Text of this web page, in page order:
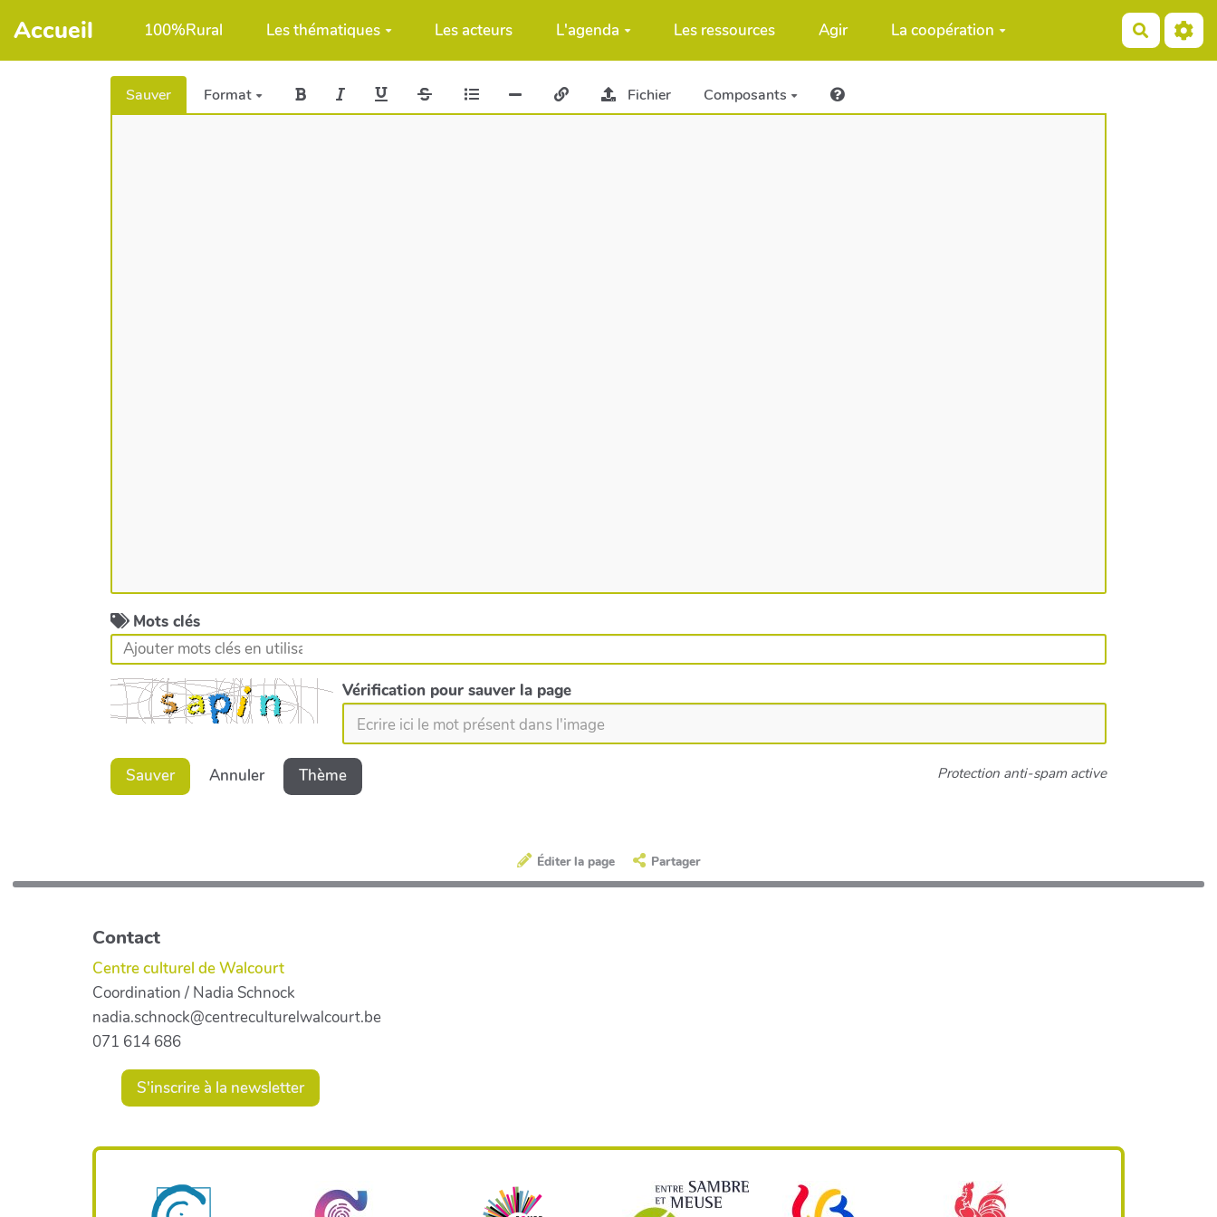
Aller au contenu principal
Accueil 100%Rural Les thématiques Les acteurs L'agenda Les ressources Agir La coopération
Sauver Format Fichier Composants
Mots clés
Vérification pour sauver la page
Sauver Annuler Thème Protection anti-spam active
Éditer la page Partager
Contact
Centre culturel de Walcourt
Coordination / Nadia Schnock
nadia.schnock@centreculturelwalcourt.be
071 614 686
S'inscrire à la newsletter